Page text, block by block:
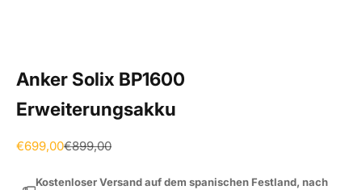
Anker Solix BP1600
Erweiterungsakku
Angebot
€699,00Regulärer Preis
€899,00
Kostenloser Versand auf dem spanischen Festland, nach